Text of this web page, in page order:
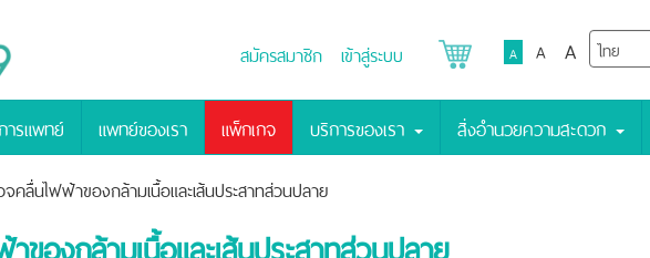
สมัครสมาชิก เข้าสู่ระบบ A A A
รแพทย์ แพทย์ของเรา แพ็กเกจ บริการของเรา สิ่งอำนวยความสะดวก
จคลื่นไฟฟ้าของกล้ามเนื้อและเส้นประสาทส่วนปลาย
ของกล้ามเนื้อและเส้นประสาทส่วนปลาย